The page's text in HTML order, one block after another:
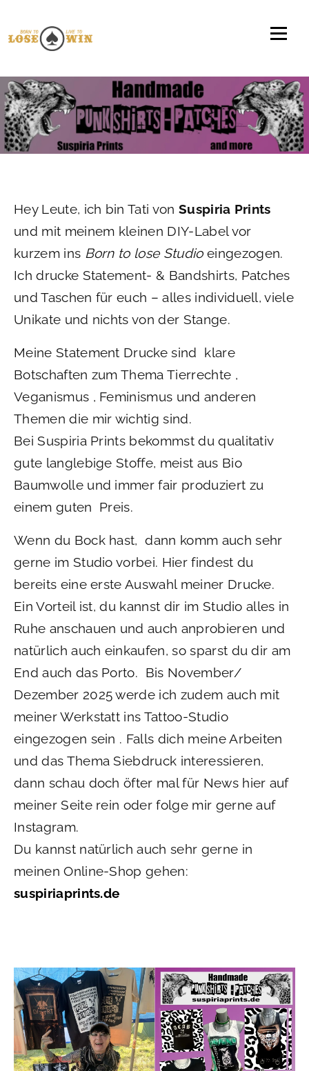
Hey Leute, ich bin Tati von Suspiria Prints
und mit meinem kleinen DIY-Label vor
kurzem ins Born to lose Studioeingezogen.
Ich drucke Statement- & Bandshirts, Patches
und Taschen für euch – alles individuell, viele
Unikate und nichts von der Stange.
Meine Statement Drucke sind klare
Botschaften zum Thema Tierrechte ,
Veganismus , Feminismus und anderen
Themen die mir wichtig sind.
Bei Suspiria Prints bekommst du qualitativ
gute langlebige Stoffe, meist aus Bio
Baumwolle und immer fair produziert zu
einem guten Preis.
Wenn du Bock hast, dann komm auch sehr
gerne im Studio vorbei. Hier findest du
bereits eine erste Auswahl meiner Drucke.
Ein Vorteil ist, du kannst dir im Studio alles in
Ruhe anschauen und auch anprobieren und
natürlich auch einkaufen, so sparst du dir am
End auch das Porto. Bis November/
Dezember 2025 werde ich zudem auch mit
meiner Werkstatt ins Tattoo-Studio
eingezogen sein . Falls dich meine Arbeiten
und das Thema Siebdruck interessieren,
dann schau doch öfter mal für News hier auf
meiner Seite rein oder folge mir gerne auf
Instagram.
Du kannst natürlich auch sehr gerne in
meinen Online-Shop gehen:
suspiriaprints.de